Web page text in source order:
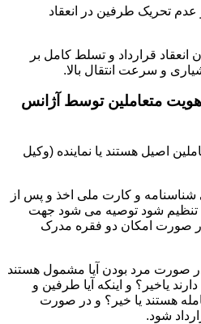
تحریک طرفین در انعقاد
قرارداد و تسلط کامل بر
و سرعت انتقال بالا.
متعاملین توسط آژانس
اصیل هستند یا نماینده (وکیل
شناسنامه و کارت ملی اخذ و پس از
تنظیم شود توصیه می شود جهت
صورت امکان دو فقره مدرک
صورت مرد بودن آیا مشمول هستند
یاخیر؟ و اینکه آیا طرفین و
هستند یا خیر؟ و در صورت
شود.